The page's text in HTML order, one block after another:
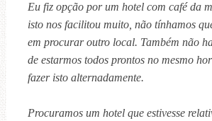
Eu fiz opção por um hotel com café da
isto nos facilitou muito, não tínhamos
em procurar outro local. Também não
de estarmos todos prontos no mesmo
fazer isto alternadamente.
Procuramos um hotel que estivesse